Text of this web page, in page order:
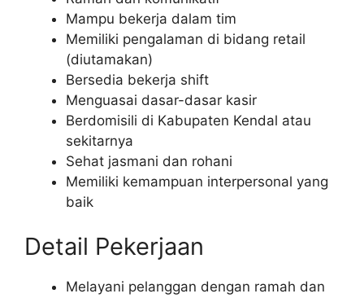
Mampu bekerja dalam tim
Memiliki pengalaman di bidang retail
(diutamakan)
Bersedia bekerja shift
Menguasai dasar-dasar kasir
Berdomisili di Kabupaten Kendal atau
sekitarnya
Sehat jasmani dan rohani
Memiliki kemampuan interpersonal yang
baik
Detail Pekerjaan
Melayani pelanggan dengan ramah dan